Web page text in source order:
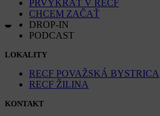
PRVÝKRÁT V RECF
CHCEM ZAČAŤ
DROP-IN
PODCAST
LOKALITY
RECF POVAŽSKÁ BYSTRICA
RECF ŽILINA
KONTAKT